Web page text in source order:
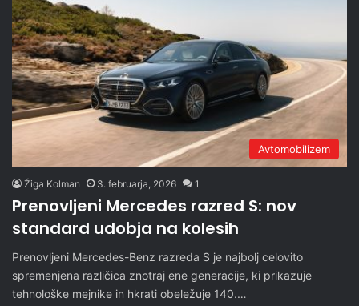
Avtomobilizem
Žiga Kolman 3. februarja, 2026 1
Prenovljeni Mercedes razred S: nov
standard udobja na kolesih
Prenovljeni Mercedes-Benz razreda S je najbolj celovito
spremenjena različica znotraj ene generacije, ki prikazuje
tehnološke mejnike in hkrati obeležuje 140.…